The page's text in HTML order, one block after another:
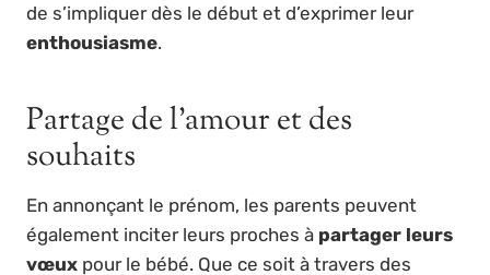
de s’impliquer dès le début et d’exprimer leur
enthousiasme.
Partage de l’amour et des
souhaits
En annonçant le prénom, les parents peuvent
également inciter leurs proches à partager leurs
vœux pour le bébé. Que ce soit à travers des